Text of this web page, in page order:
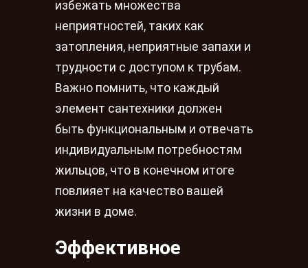
избежать множества
неприятностей, таких как
затопления, неприятные запахи и
трудности с доступом к трубам.
Важно помнить, что каждый
элемент сантехники должен
быть функциональным и отвечать
индивидуальным потребностям
жильцов, что в конечном итоге
повлияет на качество вашей
жизни в доме.
Эффективное